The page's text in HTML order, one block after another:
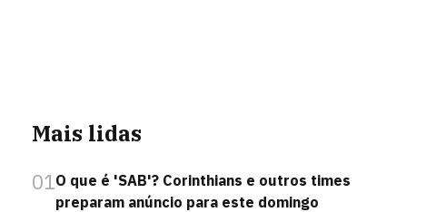
Mais lidas
01O que é 'SAB'? Corinthians e outros times
preparam anúncio para este domingo